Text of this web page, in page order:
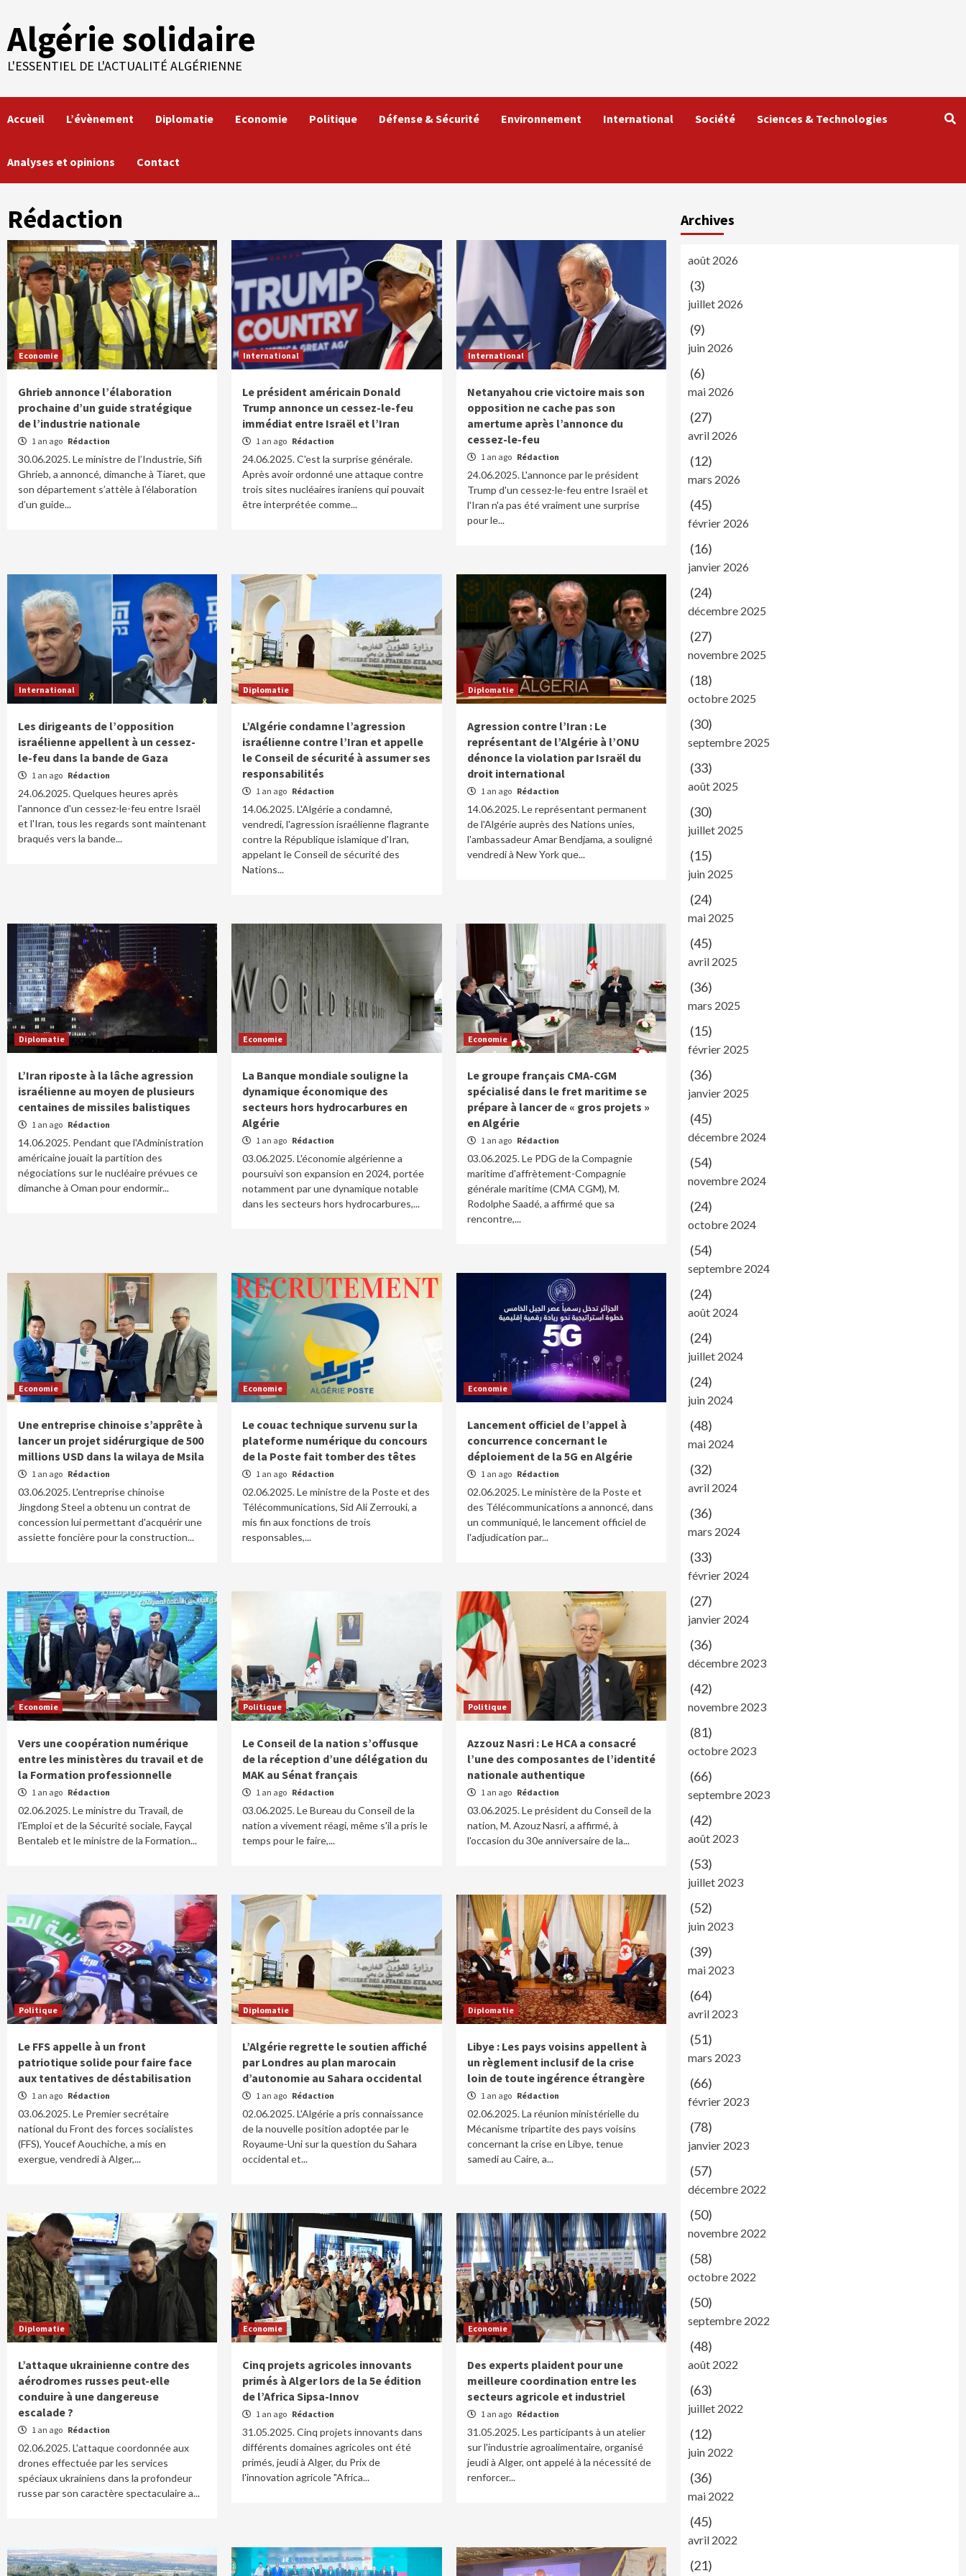
content
Algérie solidaire
L'ESSENTIEL DE L'ACTUALITÉ ALGÉRIENNE
Accueil L’évènement Diplomatie Economie Politique Défense & Sécurité Environnement International Société Sciences & Technologies
Analyses et opinions Contact
Rédaction
Economie
Ghrieb annonce l’élaboration
prochaine d’un guide stratégique
de l’industrie nationale
1 an ago Rédaction
30.06.2025. Le ministre de l’Industrie, Sifi
Ghrieb, a annoncé, dimanche à Tiaret, que
son département s’attèle à l’élaboration
d’un guide...
International
Le président américain Donald
Trump annonce un cessez-le-feu
immédiat entre Israël et l’Iran
1 an ago Rédaction
24.06.2025. C'est la surprise générale.
Après avoir ordonné une attaque contre
trois sites nucléaires iraniens qui pouvait
être interprétée comme...
International
Netanyahou crie victoire mais son
opposition ne cache pas son
amertume après l’annonce du
cessez-le-feu
1 an ago Rédaction
24.06.2025. L'annonce par le président
Trump d'un cessez-le-feu entre Israël et
l'Iran n'a pas été vraiment une surprise
pour le...
International
Les dirigeants de l’opposition
israélienne appellent à un cessez-
le-feu dans la bande de Gaza
1 an ago Rédaction
24.06.2025. Quelques heures après
l'annonce d'un cessez-le-feu entre Israël
et l'Iran, tous les regards sont maintenant
braqués vers la bande...
Diplomatie
L’Algérie condamne l’agression
israélienne contre l’Iran et appelle
le Conseil de sécurité à assumer ses
responsabilités
1 an ago Rédaction
14.06.2025. L'Algérie a condamné,
vendredi, l'agression israélienne flagrante
contre la République islamique d'Iran,
appelant le Conseil de sécurité des
Nations...
Diplomatie
Agression contre l’Iran : Le
représentant de l’Algérie à l’ONU
dénonce la violation par Israël du
droit international
1 an ago Rédaction
14.06.2025. Le représentant permanent
de l'Algérie auprès des Nations unies,
l'ambassadeur Amar Bendjama, a souligné
vendredi à New York que...
Diplomatie
L’Iran riposte à la lâche agression
israélienne au moyen de plusieurs
centaines de missiles balistiques
1 an ago Rédaction
14.06.2025. Pendant que l'Administration
américaine jouait la partition des
négociations sur le nucléaire prévues ce
dimanche à Oman pour endormir...
Economie
La Banque mondiale souligne la
dynamique économique des
secteurs hors hydrocarbures en
Algérie
1 an ago Rédaction
03.06.2025. L'économie algérienne a
poursuivi son expansion en 2024, portée
notamment par une dynamique notable
dans les secteurs hors hydrocarbures,...
Economie
Le groupe français CMA-CGM
spécialisé dans le fret maritime se
prépare à lancer de « gros projets »
en Algérie
1 an ago Rédaction
03.06.2025. Le PDG de la Compagnie
maritime d'affrètement-Compagnie
générale maritime (CMA CGM), M.
Rodolphe Saadé, a affirmé que sa
rencontre,...
Economie
Une entreprise chinoise s’apprête à
lancer un projet sidérurgique de 500
millions USD dans la wilaya de Msila
1 an ago Rédaction
03.06.2025. L'entreprise chinoise
Jingdong Steel a obtenu un contrat de
concession lui permettant d'acquérir une
assiette foncière pour la construction...
Economie
Le couac technique survenu sur la
plateforme numérique du concours
de la Poste fait tomber des têtes
1 an ago Rédaction
02.06.2025. Le ministre de la Poste et des
Télécommunications, Sid Ali Zerrouki, a
mis fin aux fonctions de trois
responsables,...
Economie
Lancement officiel de l’appel à
concurrence concernant le
déploiement de la 5G en Algérie
1 an ago Rédaction
02.06.2025. Le ministère de la Poste et
des Télécommunications a annoncé, dans
un communiqué, le lancement officiel de
l'adjudication par...
Economie
Vers une coopération numérique
entre les ministères du travail et de
la Formation professionnelle
1 an ago Rédaction
02.06.2025. Le ministre du Travail, de
l'Emploi et de la Sécurité sociale, Fayçal
Bentaleb et le ministre de la Formation...
Politique
Le Conseil de la nation s’offusque
de la réception d’une délégation du
MAK au Sénat français
1 an ago Rédaction
03.06.2025. Le Bureau du Conseil de la
nation a vivement réagi, même s'il a pris le
temps pour le faire,...
Politique
Azzouz Nasri : Le HCA a consacré
l’une des composantes de l’identité
nationale authentique
1 an ago Rédaction
03.06.2025. Le président du Conseil de la
nation, M. Azouz Nasri, a affirmé, à
l'occasion du 30e anniversaire de la...
Politique
Le FFS appelle à un front
patriotique solide pour faire face
aux tentatives de déstabilisation
1 an ago Rédaction
03.06.2025. Le Premier secrétaire
national du Front des forces socialistes
(FFS), Youcef Aouchiche, a mis en
exergue, vendredi à Alger,...
Diplomatie
L’Algérie regrette le soutien affiché
par Londres au plan marocain
d’autonomie au Sahara occidental
1 an ago Rédaction
02.06.2025. L'Algérie a pris connaissance
de la nouvelle position adoptée par le
Royaume-Uni sur la question du Sahara
occidental et...
Diplomatie
Libye : Les pays voisins appellent à
un règlement inclusif de la crise
loin de toute ingérence étrangère
1 an ago Rédaction
02.06.2025. La réunion ministérielle du
Mécanisme tripartite des pays voisins
concernant la crise en Libye, tenue
samedi au Caire, a...
Diplomatie
L’attaque ukrainienne contre des
aérodromes russes peut-elle
conduire à une dangereuse
escalade ?
1 an ago Rédaction
02.06.2025. L'attaque coordonnée aux
drones effectuée par les services
spéciaux ukrainiens dans la profondeur
russe par son caractère spectaculaire a...
Economie
Cinq projets agricoles innovants
primés à Alger lors de la 5e édition
de l’Africa Sipsa-Innov
1 an ago Rédaction
31.05.2025. Cinq projets innovants dans
différents domaines agricoles ont été
primés, jeudi à Alger, du Prix de
l'innovation agricole "Africa...
Economie
Des experts plaident pour une
meilleure coordination entre les
secteurs agricole et industriel
1 an ago Rédaction
31.05.2025. Les participants à un atelier
sur l'industrie agroalimentaire, organisé
jeudi à Alger, ont appelé à la nécessité de
renforcer...
Archives
août 2026
(3)
juillet 2026
(9)
juin 2026
(6)
mai 2026
(27)
avril 2026
(12)
mars 2026
(45)
février 2026
(16)
janvier 2026
(24)
décembre 2025
(27)
novembre 2025
(18)
octobre 2025
(30)
septembre 2025
(33)
août 2025
(30)
juillet 2025
(15)
juin 2025
(24)
mai 2025
(45)
avril 2025
(36)
mars 2025
(15)
février 2025
(36)
janvier 2025
(45)
décembre 2024
(54)
novembre 2024
(24)
octobre 2024
(54)
septembre 2024
(24)
août 2024
(24)
juillet 2024
(24)
juin 2024
(48)
mai 2024
(32)
avril 2024
(36)
mars 2024
(33)
février 2024
(27)
janvier 2024
(36)
décembre 2023
(42)
novembre 2023
(81)
octobre 2023
(66)
septembre 2023
(42)
août 2023
(53)
juillet 2023
(52)
juin 2023
(39)
mai 2023
(64)
avril 2023
(51)
mars 2023
(66)
février 2023
(78)
janvier 2023
(57)
décembre 2022
(50)
novembre 2022
(58)
octobre 2022
(50)
septembre 2022
(48)
août 2022
(63)
juillet 2022
(12)
juin 2022
(36)
mai 2022
(45)
avril 2022
(21)